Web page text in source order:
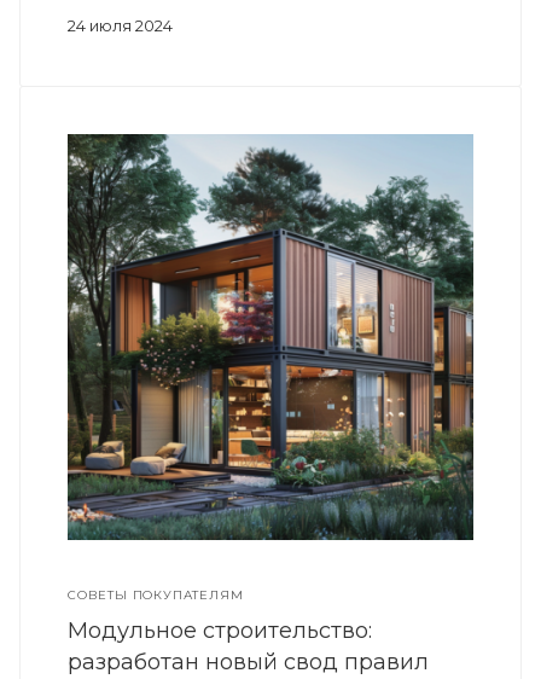
24 июля 2024
СОВЕТЫ ПОКУПАТЕЛЯМ
Модульное строительство:
разработан новый свод правил